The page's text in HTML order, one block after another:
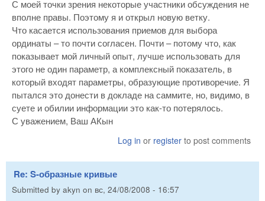
С моей точки зрения некоторые участники обсуждения не
вполне правы. Поэтому я и открыл новую ветку.
Что касается использования приемов для выбора
ординаты – то почти согласен. Почти – потому что, как
показывает мой личный опыт, лучше использовать для
этого не один параметр, а комплексный показатель, в
который входят параметры, образующие противоречие. Я
пытался это донести в докладе на саммите, но, видимо, в
суете и обилии информации это как-то потерялось.
С уважением, Ваш АКын
Log in or register to post comments
Re: S-образные кривые
Submitted by akyn on вс, 24/08/2008 - 16:57